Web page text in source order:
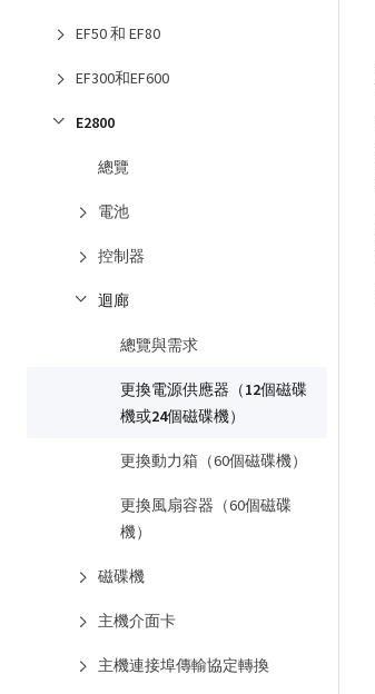
EF50 和 EF80
EF300和EF600
E2800
總覽
電池
控制器
迴廊
總覽與需求
更換電源供應器（12個磁碟
機或24個磁碟機）
更換動力箱（60個磁碟機）
更換風扇容器（60個磁碟
機）
磁碟機
主機介面卡
主機連接埠傳輸協定轉換